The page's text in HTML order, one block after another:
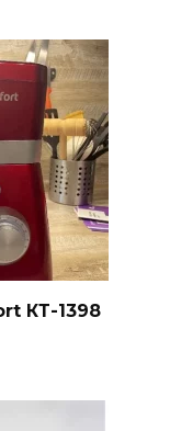
КТ-1398